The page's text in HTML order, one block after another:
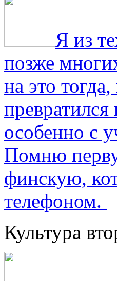
Я из
позже
на это
особенно с
Помню
финскую,
телефоном.
Культура